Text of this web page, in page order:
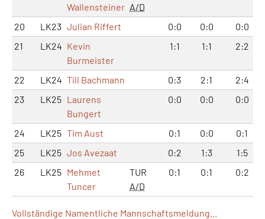
Wallensteiner A/D
20 LK23 Julian Riffert 0:0 0:0
0:0
21
LK24 Kevin
Burmeister
1:1 1:1 2:2
22 LK24 Till Bachmann 0:3 2:1
2:4
23
LK25 Laurens
Bungert
0:0 0:0 0:0
24 LK25 Tim Aust 0:1 0:0
0:1
25
LK25 Jos Avezaat 0:2 1:3
1:5
26
LK25 Mehmet
Tuncer
TUR
A/D
0:1 0:1 0:2
Vollständige Namentliche Mannschaftsmeldung...